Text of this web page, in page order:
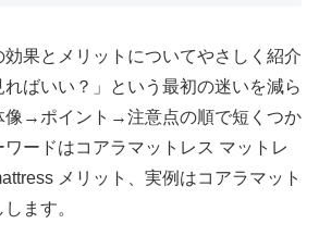
果とメリットについてやさしく紹介
ればいい？」という最初の迷いを減ら
像→ポイント→注意点の順で短くつか
ードはコアラマットレス マットレ
メリット、実例はコアラマット
ます。